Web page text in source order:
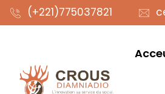
(+221)775037821